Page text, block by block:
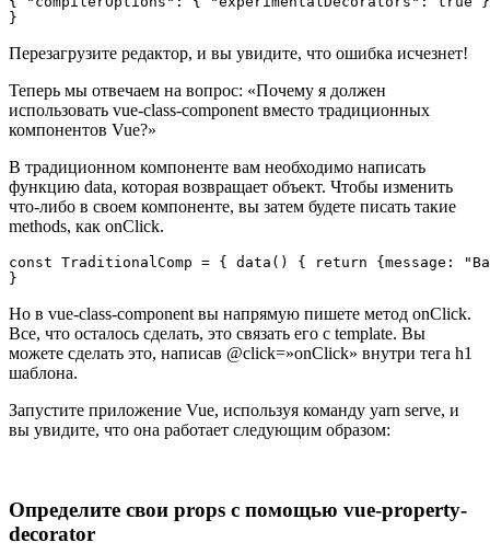
Перезагрузите редактор, и вы увидите, что ошибка исчезнет!
Теперь мы отвечаем на вопрос: «Почему я должен
использовать vue-class-component вместо традиционных
компонентов Vue?»
В традиционном компоненте вам необходимо написать
функцию data, которая возвращает объект. Чтобы изменить
что-либо в своем компоненте, вы затем будете писать такие
methods, как onClick.
const TraditionalComp = { data() { return {message:
Но в vue-class-component вы напрямую пишете метод onClick.
Все, что осталось сделать, это связать его с template. Вы
можете сделать это, написав @click=»onClick» внутри тега h1
шаблона.
Запустите приложение Vue, используя команду yarn serve, и
вы увидите, что она работает следующим образом:
Определите свои props с помощью vue-property-
decorator